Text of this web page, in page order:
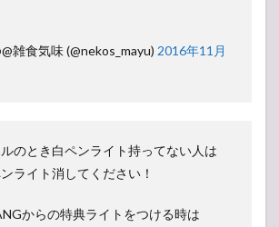
雑食気味 (@nekos_mayu) 2016年11月
のとき白ペンライト持ってない人は
ライト消してください！
からの特典ライトをつける時は